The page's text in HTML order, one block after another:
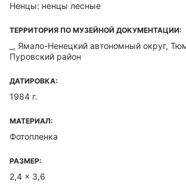
Ненцы: ненцы лесные
ТЕРРИТОРИЯ ПО МУЗЕЙНОЙ ДОКУМЕНТАЦИИ:
_, Ямало-Ненецкий автономный округ,
Пуровский район
ДАТИРОВКА:
1984 г.
МАТЕРИАЛ:
Фотопленка
РАЗМЕР:
2,4 x 3,6